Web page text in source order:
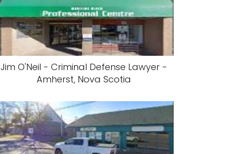
Jim O'Neil - Criminal Defense Lawyer -
Amherst, Nova Scotia